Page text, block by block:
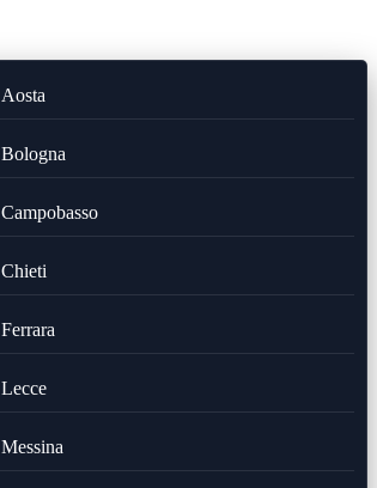
Aosta
Bologna
Campobasso
Chieti
Ferrara
Lecce
Messina